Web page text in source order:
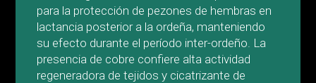
para la protección de pezones de hembras en
lactancia posterior a la ordeña, manteniendo
su efecto durante el período inter-ordeño. La
presencia de cobre confiere alta actividad
regeneradora de tejidos y cicatrizante de